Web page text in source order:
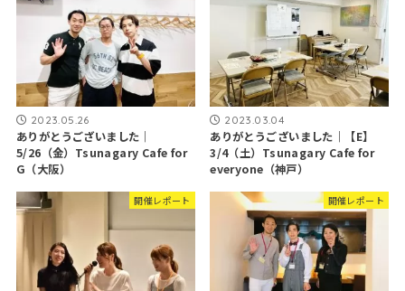
2023.05.26
ありがとうございました｜
5/26（金）Tsunagary Cafe for
G（大阪）
2023.03.04
ありがとうございました｜【E】
3/4（土）Tsunagary Cafe for
everyone（神戸）
開催レポート 開催レポート